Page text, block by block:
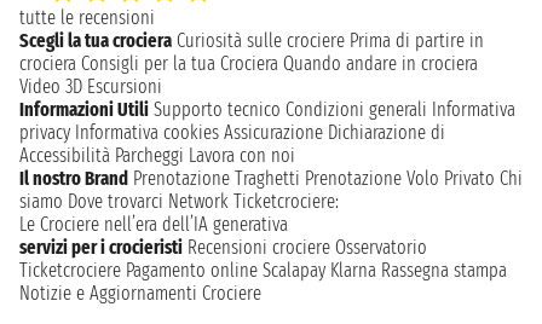
tutte le recensioni
Scegli la tua crociera Curiosità sulle crociere Prima di partire in
crociera Consigli per la tua Crociera Quando andare in crociera
Video 3D Escursioni
Informazioni Utili Supporto tecnico Condizioni generali Informativa
privacy Informativa cookies Assicurazione Dichiarazione di
Accessibilità Parcheggi Lavora con noi
Il nostro Brand Prenotazione Traghetti Prenotazione Volo Privato Chi
siamo Dove trovarci Network Ticketcrociere:
Le Crociere nell’era dell’IA generativa
servizi per i crocieristi Recensioni crociere Osservatorio
Ticketcrociere Pagamento online Scalapay Klarna Rassegna stampa
Notizie e Aggiornamenti Crociere